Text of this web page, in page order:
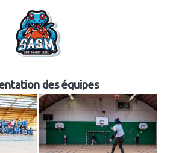
des équipes